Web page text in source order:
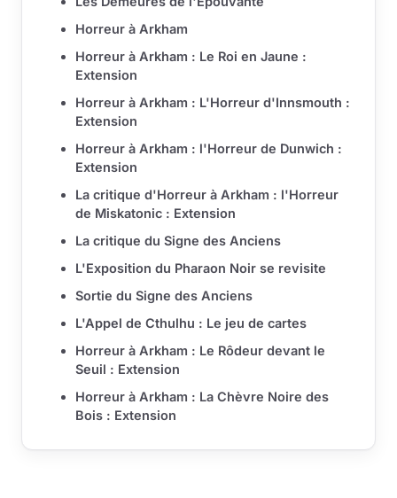
Horreur à Arkham
Horreur à Arkham : Le Roi en Jaune :
Extension
Horreur à Arkham : L'Horreur d'Innsmouth :
Extension
Horreur à Arkham : l'Horreur de Dunwich :
Extension
La critique d'Horreur à Arkham : l'Horreur
de Miskatonic : Extension
La critique du Signe des Anciens
L'Exposition du Pharaon Noir se revisite
Sortie du Signe des Anciens
L'Appel de Cthulhu : Le jeu de cartes
Horreur à Arkham : Le Rôdeur devant le
Seuil : Extension
Horreur à Arkham : La Chèvre Noire des
Bois : Extension